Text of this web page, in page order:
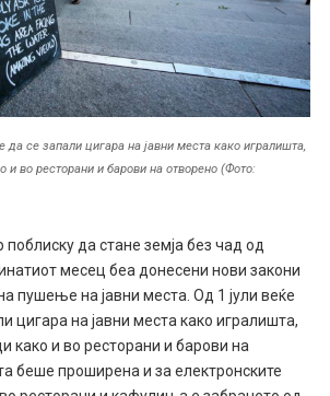
да се запали цигара на јавни места како игралишта,
и во ресторани и барови на отворено (Фото:
да стане земја без чад од
месец беа донесени нови закони
пушење на јавни места. Од 1 јули веќе
цигара на јавни места како игралишта,
како и во ресторани и барови на
беше проширена и за електронските